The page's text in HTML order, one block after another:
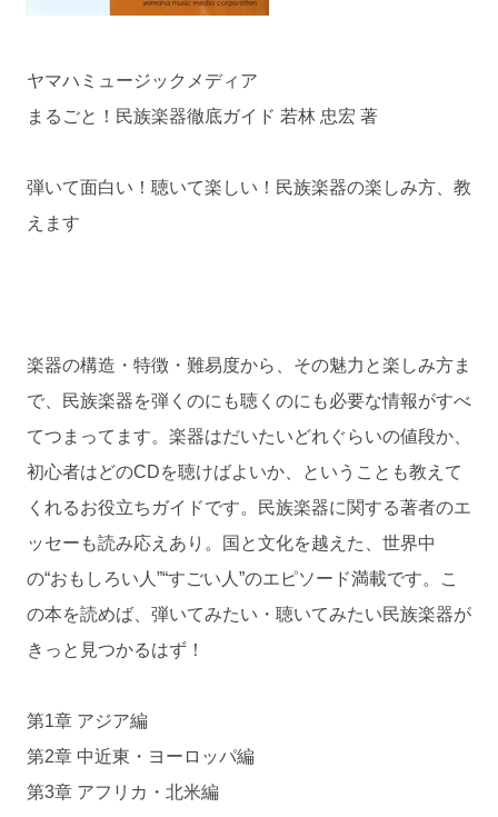
ヤマハミュージックメディア
まるごと！民族楽器徹底ガイド 若林 忠宏 著
弾いて面白い！聴いて楽しい！民族楽器の楽しみ方、教
えます
楽器の構造・特徴・難易度から、その魅力と楽しみ方ま
で、民族楽器を弾くのにも聴くのにも必要な情報がすべ
てつまってます。楽器はだいたいどれぐらいの値段か、
初心者はどのCDを聴けばよいか、ということも教えて
くれるお役立ちガイドです。民族楽器に関する著者のエ
ッセーも読み応えあり。国と文化を越えた、世界中
の“おもしろい人”“すごい人”のエピソード満載です。こ
の本を読めば、弾いてみたい・聴いてみたい民族楽器が
きっと見つかるはず！
第1章 アジア編
第2章 中近東・ヨーロッパ編
第3章 アフリカ・北米編